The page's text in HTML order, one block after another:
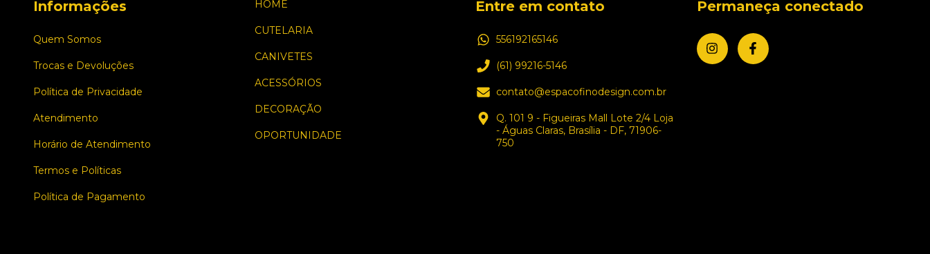
Informações
Quem Somos
Trocas e Devoluções
Política de Privacidade
Atendimento
Horário de Atendimento
Termos e Políticas
Política de Pagamento
HOME
CUTELARIA
CANIVETES
ACESSÓRIOS
DECORAÇÃO
OPORTUNIDADE
Entre em contato
556192165146
(61) 99216-5146
contato@espacofinodesign.com.br
Q. 101 9 - Figueiras Mall Lote 2/4 Loja
- Águas Claras, Brasília - DF, 71906-
750
Permaneça conectado